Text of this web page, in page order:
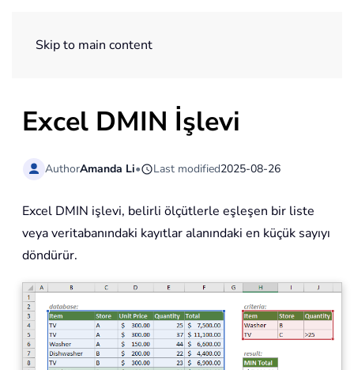
Skip to main content
Excel DMIN İşlevi
AuthorAmanda Li• Last modified2025-08-26
Excel DMIN işlevi, belirli ölçütlerle eşleşen bir liste
veya veritabanındaki kayıtlar alanındaki en küçük sayıyı
döndürür.